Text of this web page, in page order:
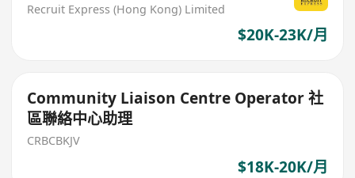
Recruit Express (Hong Kong) Limited
$20K-23K/月
Community Liaison Centre Operator 社
區聯絡中心助理
CRBCBKJV
$18K-20K/月